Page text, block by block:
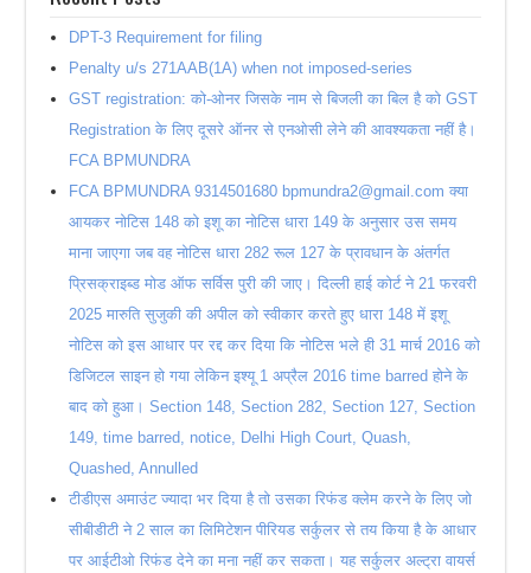
DPT-3 Requirement for filing
Penalty u/s 271AAB(1A) when not imposed-series
GST registration: को-ओनर जिसके नाम से बिजली का बिल है को GST
Registration के लिए दूसरे ऑनर से एनओसी लेने की आवश्यकता नहीं है।
FCA BPMUNDRA
FCA BPMUNDRA 9314501680 bpmundra2@gmail.com क्या
आयकर नोटिस 148 को इशू का नोटिस धारा 149 के अनुसार उस समय
माना जाएगा जब वह नोटिस धारा 282 रूल 127 के प्रावधान के अंतर्गत
प्रिसक्राइब्ड मोड ऑफ सर्विस पुरी की जाए। दिल्ली हाई कोर्ट ने 21 फरवरी
2025 मारुति सुजुकी की अपील को स्वीकार करते हुए धारा 148 में इशू
नोटिस को इस आधार पर रद्द कर दिया कि नोटिस भले ही 31 मार्च 2016 को
डिजिटल साइन हो गया लेकिन इश्यू 1 अप्रैल 2016 time barred होने के
बाद को हुआ। Section 148, Section 282, Section 127, Section
149, time barred, notice, Delhi High Court, Quash,
Quashed, Annulled
टीडीएस अमाउंट ज्यादा भर दिया है तो उसका रिफंड क्लेम करने के लिए जो
सीबीडीटी ने 2 साल का लिमिटेशन पीरियड सर्कुलर से तय किया है के आधार
पर आईटीओ रिफंड देने का मना नहीं कर सकता। यह सर्कुलर अल्ट्रा वायर्स